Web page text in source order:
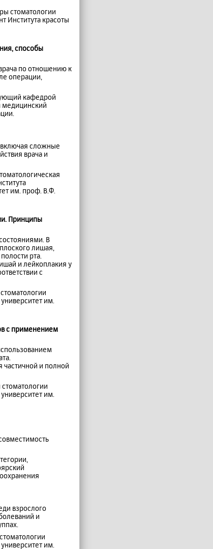
стоматологии
Института красоты
способы
по отношению к
операции,
кафедрой
медицинский
включая сложные
врача и
им. проф. В.Ф.
Принципы
В
лишая,
рта.
и лейкоплакия у
с
им.
с применением
и полной
им.
взрослого
и
им.